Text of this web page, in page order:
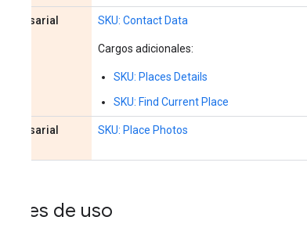
Empresarial SKU: Contact Data
Cargos adicionales:
SKU: Places Details
SKU: Find Current Place
Empresarial SKU: Place Photos
Límites de uso